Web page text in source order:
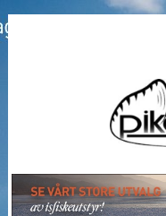
Hopp
til
Hopp
til
Hopp
til